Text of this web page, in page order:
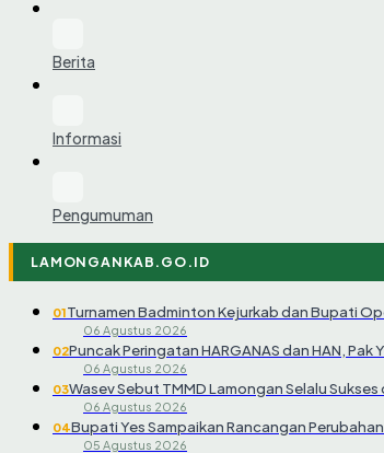
Berita
Informasi
Pengumuman
LAMONGANKAB.GO.ID
01Turnamen Badminton Kejurkab dan Bupati
06 Agustus 2026
02Puncak Peringatan HARGANAS dan HAN,
06 Agustus 2026
03Wasev Sebut TMMD Lamongan Selalu Sukses
06 Agustus 2026
04Bupati Yes Sampaikan Rancangan Perubahan
05 Agustus 2026